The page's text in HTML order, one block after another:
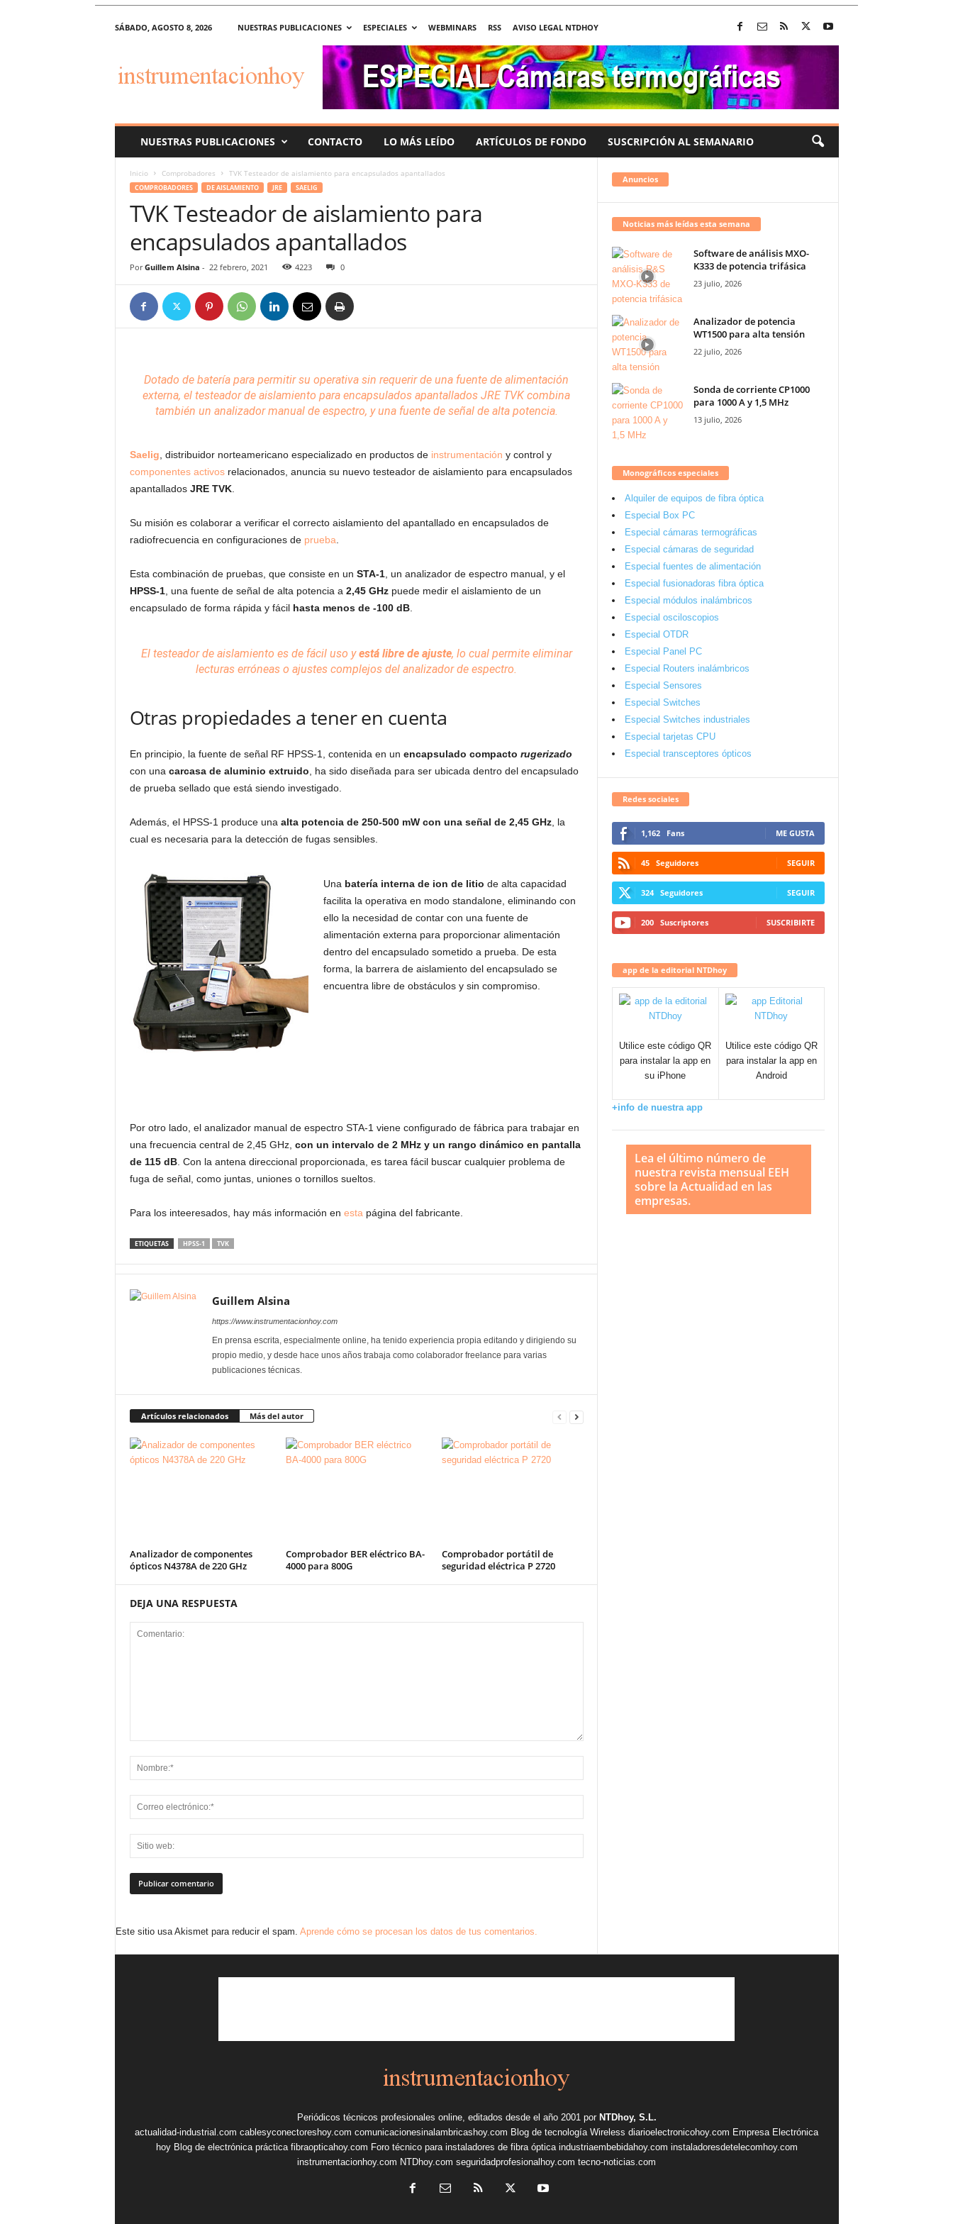
SÁBADO, AGOSTO 8, 2026 NUESTRAS PUBLICACIONES ESPECIALES WEBMINARS RSS
AVISO LEGAL NTDHOY
s
o
c
NUESTRAS PUBLICACIONES CONTACTO LO MÁS LEÍDO ARTÍCULOS DE FONDO SUSCRIPCIÓN AL SEMANARIO
Inicio Comprobadores TVK Testeador de aislamiento para encapsulados apantallados
COMPROBADORES DE AISLAMIENTO JRE SAELIG
TVK Testeador de aislamiento para
encapsulados apantallados
Por Guillem Alsina - 22 febrero, 2021 4223 0
Dotado de batería para permitir su operativa sin requerir de una fuente de alimentación
externa, el testeadorde aislamiento para encapsulados apantallados JRETVK combina
también un analizador manual de espectro, y una fuente de señal de alta potencia.
Saelig , distribuidor norteamericano especializado en productos de instrumentación y control y
componentes activosrelacionados, anuncia su nuevo testeador de aislamiento para encapsulados
apantallados JRE TVK.
Su misión es colaborar a verificar el correcto aislamiento del apantallado en encapsulados de
radiofrecuencia en configuraciones de prueba
Esta combinación de pruebas, que consiste en un STA-1, un analizador de espectro manual, y el
HPSS-1, una fuente de señal de alta potencia a 2,45 GHzpuede medir el aislamiento de un
encapsulado de forma rápida y fácil hasta menos de -100 dB.
El testeador de aislamiento es de fácil uso yestá libre de ajuste, lo cual permite eliminar
lecturas erróneas o ajustes complejos del analizador de espectro.
Otras propiedades a tener en cuenta
En principio, la fuente de señal RF HPSS-1, contenida en un encapsulado compacto rugerizado
con una carcasa de aluminio extruido , ha sido diseñada para ser ubicada dentro del encapsulado
de prueba sellado que está siendo investigado.
Además, el HPSS-1 produce una alta potencia de 250-500 mW con una señal de 2,45 GHz, la
cual es necesaria para la detección de fugas sensibles.
Una batería interna de ion de litio de alta capacidad
facilita la operativa en modo standalone, eliminando con
ello la necesidad de contar con una fuente de
alimentación externa para proporcionar alimentación
dentro del encapsulado sometido a prueba. De esta
forma, la barrera de aislamiento del encapsulado se
encuentra libre de obstáculos y sin compromiso.
Por otro lado, el analizador manual de espectro STA-1 viene configurado de fábrica para trabajar en
una frecuencia central de 2,45 GHz, con un intervalo de 2 MHz y un rango dinámico en pantalla
de 115 dB. Con la antena direccional proporcionada, es tarea fácil buscar cualquier problema de
fuga de señal, como juntas, uniones o tornillos sueltos.
Para los inteeresados, hay más información en esta página del fabricante.
ETIQUETAS HPSS-1 TVK
Guillem Alsina
https://www.instrumentacionhoy.com
En prensa escrita, especialmente online, ha tenido experiencia propia editando y dirigiendo su
propio medio, y desde hace unos años trabaja como colaborador freelance para varias
publicaciones técnicas.
Artículos relacionados Más del autor
Analizador de componentes
ópticos N4378A de 220 GHz
Comprobador BER eléctrico BA-
4000 para 800G
Comprobador portátil de
seguridad eléctrica P 2720
DEJA UNA RESPUESTA
Este sitio usa Akismet para reducir el spam. Aprende cómo se procesan los datos de tus comentarios.
Anuncios
Noticias más leídas esta semana
Software de análisis MXO-
K333 de potencia trifásica
23 julio, 2026
Analizador de potencia
WT1500 para alta tensión
22 julio, 2026
Sonda de corriente CP1000
para 1000 A y 1,5 MHz
13 julio, 2026
Monográficos especiales
Alquiler de equipos de fibra óptica
Especial Box PC
Especial cámaras termográficas
Especial cámaras de seguridad
Especial fuentes de alimentación
Especial fusionadoras fibra óptica
Especial módulos inalámbricos
Especial osciloscopios
Especial OTDR
Especial Panel PC
Especial Routers inalámbricos
Especial Sensores
Especial Switches
Especial Switches industriales
Especial tarjetas CPU
Especial transceptores ópticos
Redes sociales
1,162 Fans ME GUSTA
45 Seguidores SEGUIR
324 Seguidores SEGUIR
200 Suscriptores SUSCRIBIRTE
app de la editorial NTDhoy
Utilice este código QR
para instalar la app en
su iPhone
Utilice este código QR
para instalar la app en
Android
+info de nuestra app
Lea el último número de
nuestra revista mensual EEH
sobre la Actualidad en las
empresas.
Periódicos técnicos profesionales online, editados desde el año 2001 por NTDhoy, S.L.
actualidad-industrial.com cablesyconectoreshoy.com comunicacionesinalambricashoy.com Blog de tecnología Wireless diarioelectronicohoy.com Empresa Electrónica
hoy Blog de electrónica práctica fibraopticahoy.com Foro técnico para instaladores de fibra óptica industriaembebidahoy.com instaladoresdetelecomhoy.com
instrumentacionhoy.com NTDhoy.com seguridadprofesionalhoy.com tecno-noticias.com